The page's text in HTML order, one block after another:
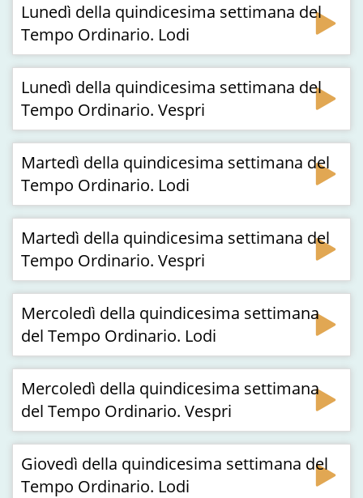
Lunedì della quindicesima settimana del
Tempo Ordinario. Lodi
Lunedì della quindicesima settimana del
Tempo Ordinario. Vespri
Martedì della quindicesima settimana del
Tempo Ordinario. Lodi
Martedì della quindicesima settimana del
Tempo Ordinario. Vespri
Mercoledì della quindicesima settimana
del Tempo Ordinario. Lodi
Mercoledì della quindicesima settimana
del Tempo Ordinario. Vespri
Giovedì della quindicesima settimana del
Tempo Ordinario. Lodi